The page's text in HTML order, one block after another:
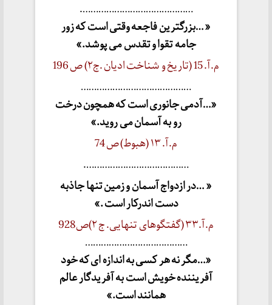
…………………………………….
« …بزرگترین فاجعه وقتی است که زور
جامه تقوا و تقدس می پوشد.»
م.آ. 15 (تاریخ و شناخت ادیان .ج۲) ص 196
……………………………………
«…آدمی جانوری است که همچون درخت
رو به آسمان می روید.»
م.آ. ۱۳ (هبوط) ص 74
………………………………….
« …در ازدواج آسمان و زمین تنها جاذبه
دست اندرکار است .»
م.آ.۳۳ (گفتگوهای تنهایی. ج ۲)ص928
…………………………………
«…مگر نه هر کسی به اندازه ای که خود
آفریننده خویش است به آفریدگار عالم
همانند است.»